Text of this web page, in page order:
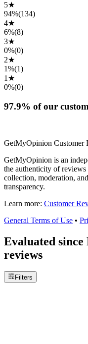
5★
94%(134)
4★
6%(8)
3★
0%(0)
2★
1%(1)
1 ★
0%(0)
97.9% of our
GetMyOpinion Customer
GetMyOpinion is an
the authenticity of
collection, moderation,
transparency.
Learn more: Customer
General Terms of Use •
Evaluated since
reviews
Filters